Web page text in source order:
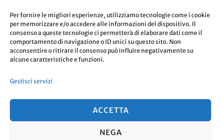
Per fornire le migliori esperienze, utilizziamo tecnologie come i cookie
per memorizzare e/o accedere alle informazioni del dispositivo. Il
consenso a queste tecnologie ci permetterà di elaborare dati come il
comportamento di navigazione o ID unici su questo sito. Non
acconsentire o ritirare il consenso può influire negativamente su
alcune caratteristiche e funzioni.
Gestisci servizi
ACCETTA
NEGA
Navigazione
articoli
Detox digitale
ARTICOLO SUCCESSIVO
alimentare con TooGoodToGo